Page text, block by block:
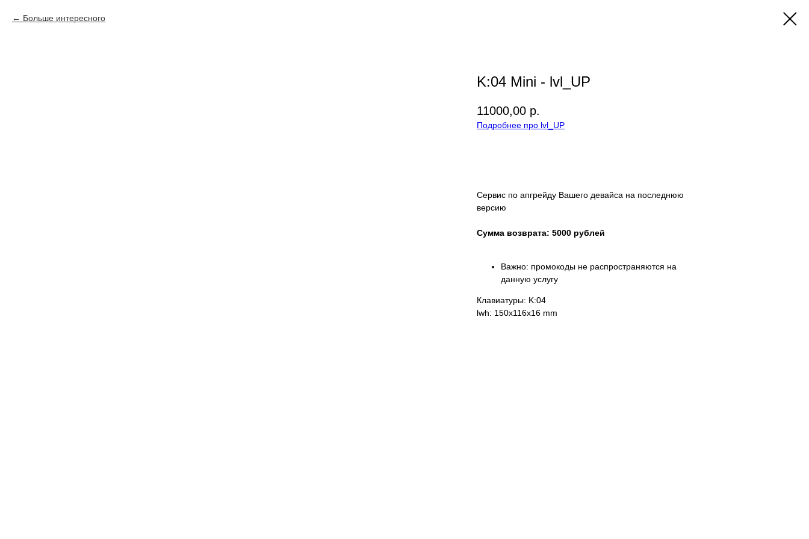
Больше интересного
K:04 Mini - lvl_UP
11000,00 р.
Подробнее про lvl_UP
Сервис по апгрейду Вашего девайса на последнюю
версию
Сумма возврата: 5000 рублей
Важно: промокоды не распространяются на
данную услугу
Клавиатуры: K:04
lwh: 150x116x16 mm